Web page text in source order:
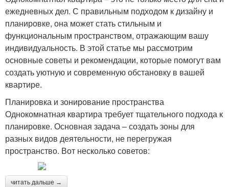
ежедневных дел. С правильным подходом к дизайну и
планировке, она может стать стильным и
функциональным пространством, отражающим вашу
индивидуальность. В этой статье мы рассмотрим
основные советы и рекомендации, которые помогут вам
создать уютную и современную обстановку в вашей
квартире.
Планировка и зонирование пространства
Однокомнатная квартира требует тщательного подхода к
планировке. Основная задача – создать зоны для
разных видов деятельности, не перегружая
пространство. Вот несколько советов:
читать дальше →